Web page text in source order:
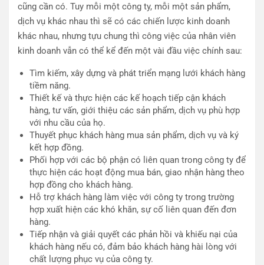
cũng cần có. Tuy mỗi một công ty, mỗi một sản phẩm,
dịch vụ khác nhau thì sẽ có các chiến lược kinh doanh
khác nhau, nhưng tựu chung thì công việc của nhân viên
kinh doanh vẫn có thể kể đến một vài đầu việc chính sau:
Tìm kiếm, xây dựng và phát triển mạng lưới khách hàng
tiềm năng.
Thiết kế và thực hiện các kế hoạch tiếp cận khách
hàng, tư vấn, giới thiệu các sản phẩm, dịch vụ phù hợp
với nhu cầu của họ.
Thuyết phục khách hàng mua sản phẩm, dịch vụ và ký
kết hợp đồng.
Phối hợp với các bộ phận có liên quan trong công ty để
thực hiện các hoạt động mua bán, giao nhận hàng theo
hợp đồng cho khách hàng.
Hỗ trợ khách hàng làm việc với công ty trong trường
hợp xuất hiện các khó khăn, sự cố liên quan đến đơn
hàng.
Tiếp nhận và giải quyết các phản hồi và khiếu nại của
khách hàng nếu có, đảm bảo khách hàng hài lòng với
chất lượng phục vụ của công ty.